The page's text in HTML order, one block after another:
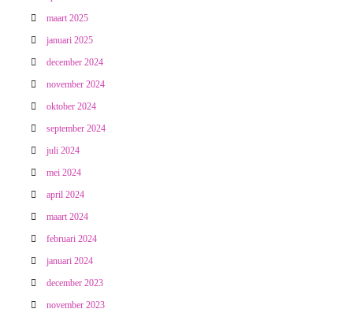
maart 2025
januari 2025
december 2024
november 2024
oktober 2024
september 2024
juli 2024
mei 2024
april 2024
maart 2024
februari 2024
januari 2024
december 2023
november 2023